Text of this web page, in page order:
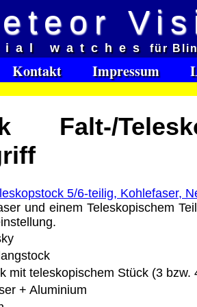
watches
für
Kontakt Impressum
Falt-/
und einem Teleskopischem
mit teleskopischem Stück (3 bzw.
+ Aluminium
Software Download only
EU (inkl. Schweiz) PayPal:
Bei dieser Versandart erhalten
keinen Datenträger